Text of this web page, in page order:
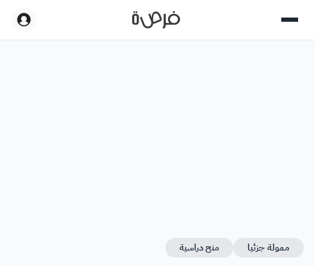
ممولة جزئيا منح دراسية